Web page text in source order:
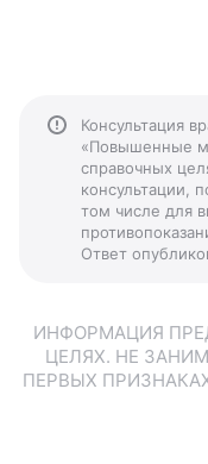
Консультация
«Повышенные
справочных
консультации,
том числе для
Ответ
ИНФОРМАЦИЯ
ЦЕЛЯХ. НЕ
ПЕРВЫХ